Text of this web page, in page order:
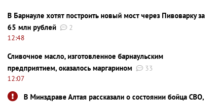
В Барнауле хотят построить новый мост через Пивоварку за
65 млн рублей
2
12:48
Сливочное масло, изготовленное барнаульским
предприятием, оказалось маргарином
33
12:07
В Минздраве Алтая рассказали о состоянии бойца СВО,